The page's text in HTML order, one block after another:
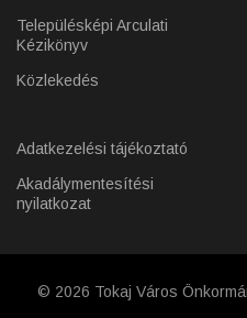
Településképi Arculati
Kézikönyv
Közlekedés
Adatkezelési tájékoztató
Akadálymentesítési
nyilatkozat
© 2026 Tokaj Város